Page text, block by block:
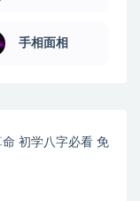
手相面相
初学八字必看 免